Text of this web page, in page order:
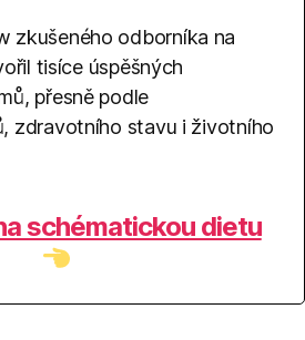
zkušeného odborníka na
tisíce úspěšných
přesně podle
zdravotního stavu i životního
schématickou dietu